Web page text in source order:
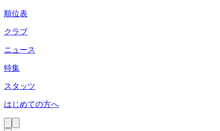
順位表
クラブ
ニュース
特集
スタッツ
はじめての方へ